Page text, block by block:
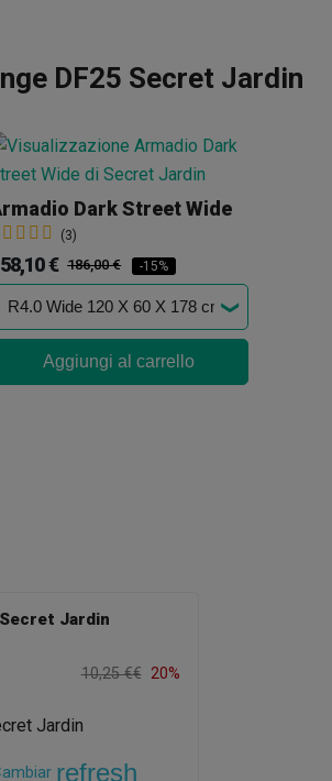
DF25 Secret Jardin
Dark Street Wide
(3)
€ 186,00 € -15%
Aggiungi al carrello
Jardin
10,25 €€ 20%
refresh